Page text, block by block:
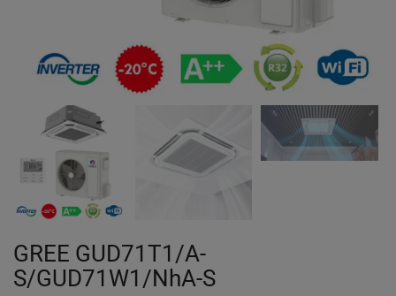
GREE GUD71T1/A-
S/GUD71W1/NhA-S